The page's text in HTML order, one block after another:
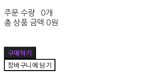
주문 수량
0개
총 상품 금액 0원
구매하기
장바구니에 담기